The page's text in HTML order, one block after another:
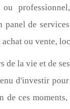
de
ou vente,
la vie et de
d'investir
de ces